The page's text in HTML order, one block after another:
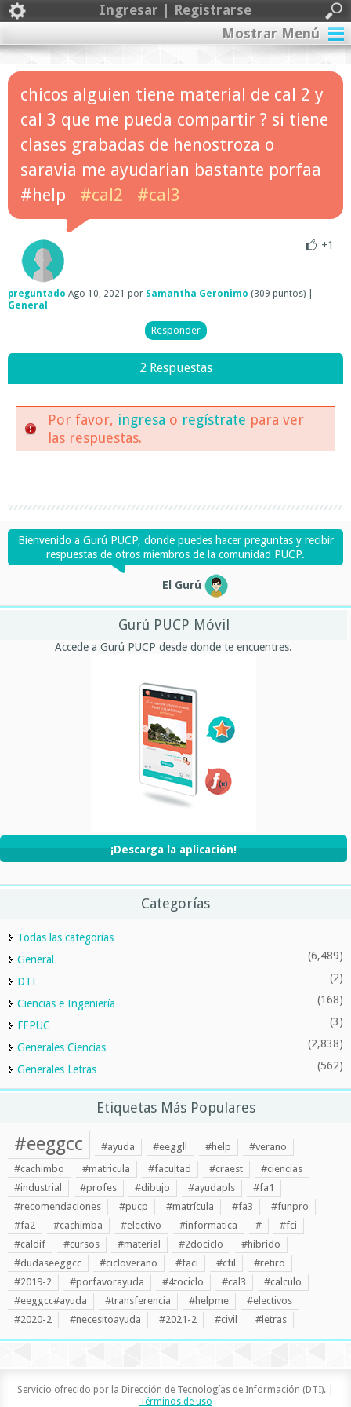
Ingresar | Registrarse
Mostrar Menú
chicos alguien tiene material de cal 2 y
cal 3 que me pueda compartir ? si tiene
clases grabadas de henostroza o
saravia me ayudarian bastante porfaa
#help
#cal2 #cal3
+1
preguntado Ago 10, 2021 por Samantha Geronimo (309 puntos)
General
2 Respuestas
Por favor, ingresa o regístrate para ver
las respuestas.
Bienvenido a Gurú PUCP, donde puedes hacer preguntas y recibir
respuestas de otros miembros de la comunidad PUCP.
El Gurú
Gurú PUCP Móvil
Accede a Gurú PUCP desde donde te encuentres.
¡Descarga la aplicación!
Categorías
Todas las categorías
General
(6,489)
DTI (2)
Ciencias e Ingeniería (168)
FEPUC (3)
Generales Ciencias (2,838)
Generales Letras (562)
Etiquetas Más Populares
#eeggcc #ayuda #eeggll #help
#verano
#cachimbo
#matricula #facultad #craest
#ciencias
#industrial
#profes #dibujo #ayudapls
#fa1
#recomendaciones
#pucp #matrícula #fa3
#funpro
#fa2
#cachimba #electivo #informatica #
#fci
#caldif
#cursos #material #2dociclo
#hibrido
#dudaseeggcc
#cicloverano #faci #cfil
#retiro
#2019-2
#porfavorayuda #4tociclo #cal3
#calculo
#eeggcc#ayuda
#transferencia #helpme
#electivos
#2020-2
#necesitoayuda #2021-2 #civil #letras
Servicio ofrecido por la Dirección de Tecnologías de Información (DTI). |
Términos de uso